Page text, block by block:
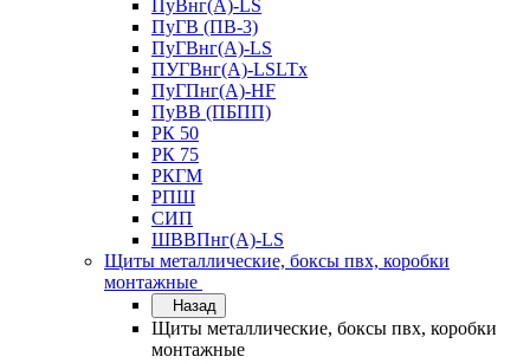
ПуВнг(А)-LS
ПуГВ (ПВ-3)
ПуГВнг(А)-LS
ПУГВнг(А)-LSLTx
ПуГПнг(А)-HF
ПуВВ (ПБПП)
РК 50
РК 75
РКГМ
РПШ
СИП
ШВВПнг(А)-LS
Щиты металлические, боксы пвх, коробки
монтажные
Назад
Щиты металлические, боксы пвх, коробки
монтажные